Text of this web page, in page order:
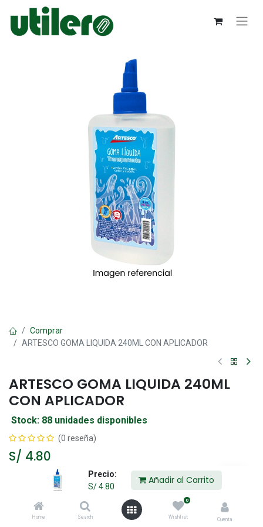
Precio:
S/4.80
Añadir al Carrito
Home Search
0
Wishlist Cuenta
Comprar
ARTESCO GOMA LIQUIDA 240ML CON APLICADOR
ARTESCO GOMA LIQUIDA 240ML
CON APLICADOR
Stock: 88 unidades disponibles
(0 reseña)
S/ 4.80
Añadir al Carrito
Agregar a la lista de deseos